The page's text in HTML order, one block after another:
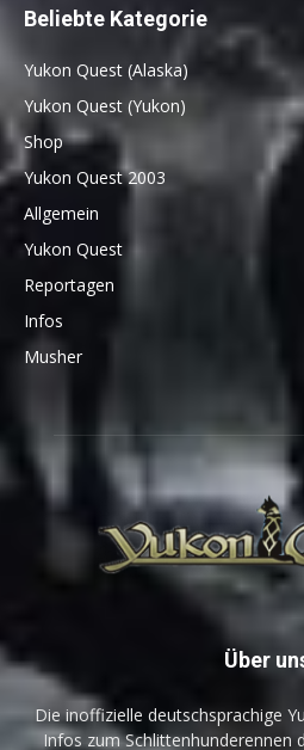
Beliebte Kategorie
Yukon Quest (Alaska)
Yukon Quest (Yukon)
Shop
Yukon Quest 2003
Allgemein
Yukon Quest
Reportagen
Infos
Musher
Über
Die inoffizielle deutschsprachige
Infos zum Schlittenhunderennen